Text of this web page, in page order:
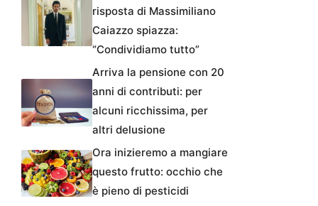
risposta di Massimiliano
Caiazzo spiazza:
“Condividiamo tutto”
Arriva la pensione con 20
anni di contributi: per
alcuni ricchissima, per
altri delusione
Ora inizieremo a mangiare
questo frutto: occhio che
è pieno di pesticidi